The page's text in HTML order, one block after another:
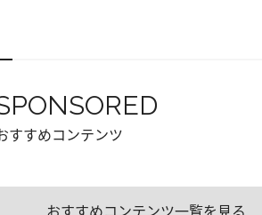
すすめコンテンツ